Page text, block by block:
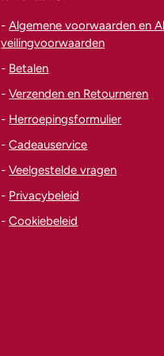
-Algemene voorwaarden en
veilingvoorwaarden
- Betalen
-Verzenden en Retourneren
- Herroepingsformulier
-Cadeauservice
-Veelgestelde vragen
- Privacybeleid
-Cookiebeleid